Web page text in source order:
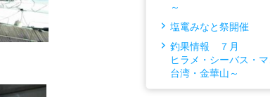
～
塩竃みなと祭開催
釣果情報 ７月 ～
ヒラメ・シーバス・
台湾・金華山～